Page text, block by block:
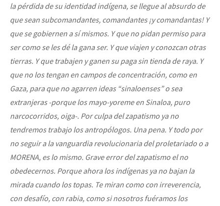
la pérdida de su identidad indígena, se llegue al absurdo de
que sean subcomandantes, comandantes ¡y comandantas! Y
que se gobiernen a sí mismos. Y que no pidan permiso para
ser como se les dé la gana ser. Y que viajen y conozcan otras
tierras. Y que trabajen y ganen su paga sin tienda de raya. Y
que no los tengan en campos de concentración, como en
Gaza, para que no agarren ideas “sinaloenses” o sea
extranjeras -porque los mayo-yoreme en Sinaloa, puro
narcocorridos, oiga-. Por culpa del zapatismo ya no
tendremos trabajo los antropólogos. Una pena. Y todo por
no seguir a la vanguardia revolucionaria del proletariado o a
MORENA, es lo mismo. Grave error del zapatismo el no
obedecernos. Porque ahora los indígenas ya no bajan la
mirada cuando los topas. Te miran como con irreverencia,
con desafío, con rabia, como si nosotros fuéramos los